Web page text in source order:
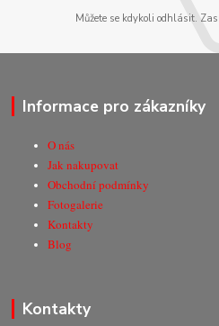
Můžete se kdykoli odhlásit.
Informace pro zákazníky
O nás
Jak nakupovat
Obchodní podmínky
Fotogalerie
Kontakty
Blog
Kontakty